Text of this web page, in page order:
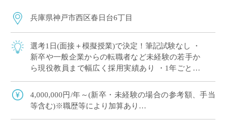
兵庫県神戸市西区春日台6丁目
選考1日(面接＋模擬授業)で決定！筆記試験なし ・
新卒や一般企業からの転職者など未経験の若手か
ら現役教員まで幅広く採用実績あり ・1年ごとに
会で活躍する運動部を多数擁しながら […]
4,000,000円/年～(新卒・未経験の場合の参考額、手当
等含む)※職歴等により加算あり